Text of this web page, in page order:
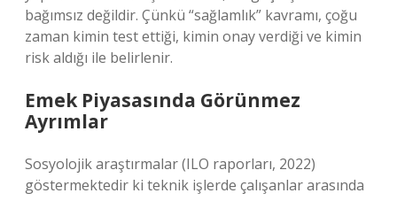
bağımsız değildir. Çünkü “sağlamlık” kavramı, çoğu
zaman kimin test ettiği, kimin onay verdiği ve kimin
risk aldığı ile belirlenir.
Emek Piyasasında Görünmez
Ayrımlar
Sosyolojik araştırmalar (ILO raporları, 2022)
göstermektedir ki teknik işlerde çalışanlar arasında